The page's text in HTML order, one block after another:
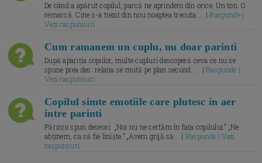
De când a apărut copilul, parcă ne aprindem din orice. Un ton. O
remarcă. Cine s-a trezit din nou noaptea trecuta.... |Raspunde |
Vezi raspunsuri
Cum ramanem un cuplu, nu doar parinti
După apariția copiilor, multe cupluri descoperă ceva ce nu se
spune prea des: relația se mută pe plan secund. ... |Raspunde |
Vezi raspunsuri
Copilul simte emotiile care plutesc in aer
intre parinti
Părinții spun deseori: „Noi nu ne certăm în fața copilului.” „Ne
abținem, ca să fie liniște.” „Avem grijă să... | Raspunde | Vezi
raspunsuri